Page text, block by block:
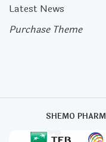
Latest News
Purchase Theme
SHEMO PHARM